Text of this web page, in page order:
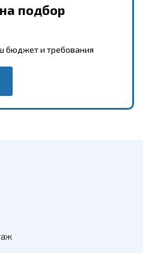
подбор
бюджет и требования